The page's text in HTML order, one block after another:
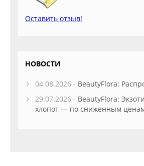
Оставить отзыв!
НОВОСТИ
04.08.2026 - BeautyFlora:
29.07.2026 - BeautyFlora:
хлопот — по сниженным